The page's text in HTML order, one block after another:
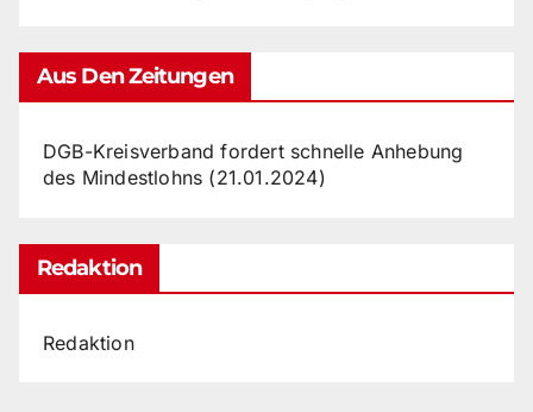
Aus Den Zeitungen
DGB-Kreisverband fordert schnelle Anhebung
des Mindestlohns (21.01.2024)
Redaktion
Redaktion